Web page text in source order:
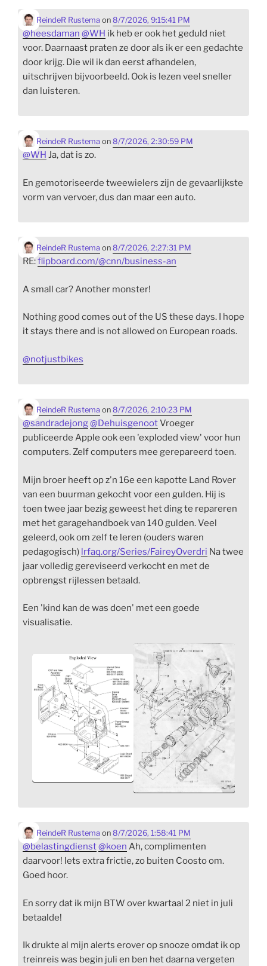
ReindeR Rustema on 8/7/2026, 9:15:41 PM
@heesdaman @WH ik heb er ook het geduld niet
voor. Daarnaast praten ze door als ik er een gedachte
door krijg. Die wil ik dan eerst afhandelen,
uitschrijven bijvoorbeeld. Ook is lezen veel sneller
dan luisteren.
ReindeR Rustema on 8/7/2026, 2:30:59 PM
@WH Ja, dat is zo.
En gemotoriseerde tweewielers zijn de gevaarlijkste
vorm van vervoer, dus dan maar een auto.
ReindeR Rustema on 8/7/2026, 2:27:31 PM
RE:flipboard.com/@cnn/business-an
A small car? Another monster!
Nothing good comes out of the US these days. I hope
it stays there and is not allowed on European roads.
@notjustbikes
ReindeR Rustema on 8/7/2026, 2:10:23 PM
@sandradejong@DehuisgenootVroeger
publiceerde Apple ook een 'exploded view' voor hun
computers. Zelf computers mee gerepareerd toen.
Mijn broer heeft op z'n 16e een kapotte Land Rover
van een buurman gekocht voor een gulden. Hij is
toen twee jaar bezig geweest het ding te repareren
met het garagehandboek van 140 gulden. Veel
geleerd, ook om zelf te leren (ouders waren
pedagogisch) lrfaq.org/Series/FaireyOverdri Na twee
jaar volledig gereviseerd verkocht en met de
opbrengst rijlessen betaald.
Een 'kind kan de was doen' met een goede
visualisatie.
ReindeR Rustema on 8/7/2026, 1:58:41 PM
@belastingdienst@koen Ah, complimenten
daarvoor! Iets extra frictie, zo buiten Coosto om.
Goed hoor.
En sorry dat ik mijn BTW over kwartaal 2 niet in juli
betaalde!
Ik drukte al mijn alerts erover op snooze omdat ik op
treinreis was begin juli en ben het daarna vergeten